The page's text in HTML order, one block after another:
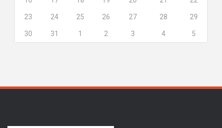
23 24 25 26 27 28 29
30 31 1 2 3 4 5